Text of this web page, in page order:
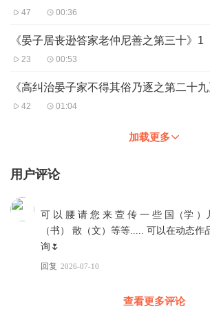
47 00:36
《晏子居丧逊答家老仲尼善之第三十》1
23 00:53
《高纠治晏子家不得其俗乃逐之第二十
42 01:04
加载更多
用户评论
可 以 腰 请 您 来 萱 传 一 些 国（学 ）
（书） 散（文）等等..... 可以在动态作
询🌷 ‎
回复 2026-07-10
查看更多评论